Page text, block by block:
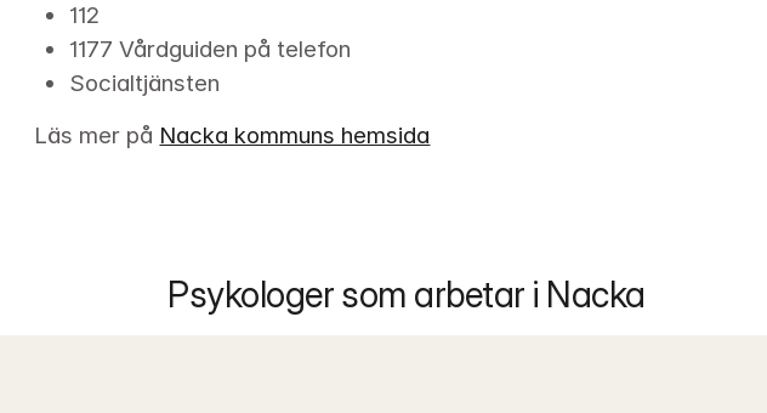
112
1177 Vårdguiden på telefon
Socialtjänsten
Läs mer på Nacka kommuns hemsida
Psykologer som arbetar i Nacka